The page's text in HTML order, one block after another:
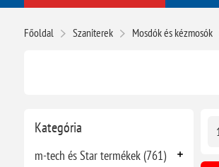
Főoldal Szaniterek Mosdók és kézmosók
Kategória
m-tech és Star termékek (761)